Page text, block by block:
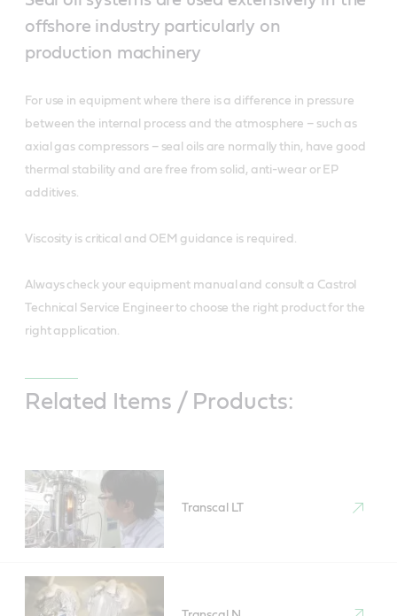
offshore industry particularly on
production machinery
For use in equipment where there is a difference in pressure
between the internal process and the atmosphere – such as
axial gas compressors – seal oils are normally thin, have good
thermal stability and are free from solid, anti-wear or EP
additives.
Viscosity is critical and OEM guidance is required.
Always check your equipment manual and consult a Castrol
Technical Service Engineer to choose the right product for the
right application.
Related Items / Products:
Transcal LT